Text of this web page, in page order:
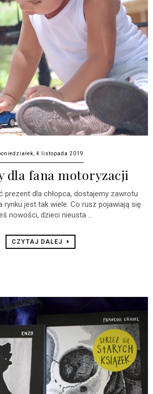
4 listopada 2019
dla fana motoryzacji
prezent dla chłopca, dostajemy zawrotu
rynku jest tak wiele. Co rusz pojawiają się
nowości, dzieci nieusta ...
CZYTAJ DALEJ